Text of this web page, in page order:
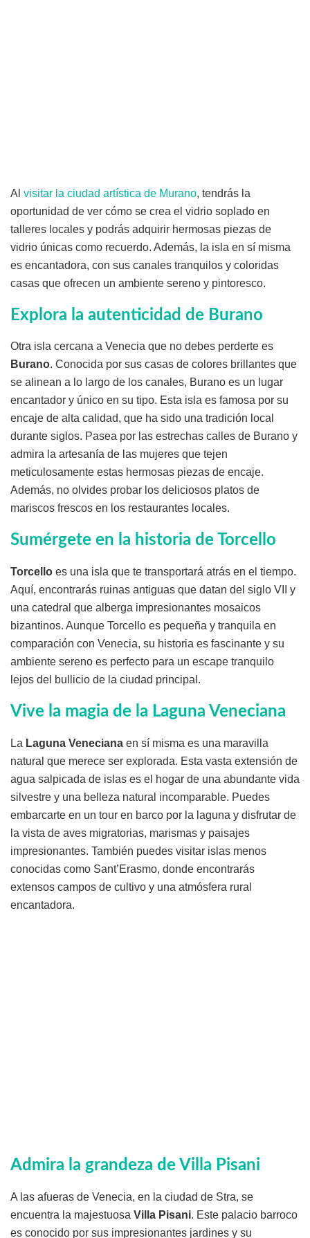
Al visitar la ciudad artística de Murano, tendrás la
oportunidad de ver cómo se crea el vidrio soplado en
talleres locales y podrás adquirir hermosas piezas de
vidrio únicas como recuerdo. Además, la isla en sí misma
es encantadora, con sus canales tranquilos y coloridas
casas que ofrecen un ambiente sereno y pintoresco.
Explora la autenticidad de Burano
Otra isla cercana a Venecia que no debes perderte es
Burano. Conocida por sus casas de colores brillantes que
se alinean a lo largo de los canales, Burano es un lugar
encantador y único en su tipo. Esta isla es famosa por su
encaje de alta calidad, que ha sido una tradición local
durante siglos. Pasea por las estrechas calles de Burano y
admira la artesanía de las mujeres que tejen
meticulosamente estas hermosas piezas de encaje.
Además, no olvides probar los deliciosos platos de
mariscos frescos en los restaurantes locales.
Sumérgete en la historia de Torcello
Torcello es una isla que te transportará atrás en el tiempo.
Aquí, encontrarás ruinas antiguas que datan del siglo VII y
una catedral que alberga impresionantes mosaicos
bizantinos. Aunque Torcello es pequeña y tranquila en
comparación con Venecia, su historia es fascinante y su
ambiente sereno es perfecto para un escape tranquilo
lejos del bullicio de la ciudad principal.
Vive la magia de la Laguna Veneciana
La Laguna Veneciana en sí misma es una maravilla
natural que merece ser explorada. Esta vasta extensión de
agua salpicada de islas es el hogar de una abundante vida
silvestre y una belleza natural incomparable. Puedes
embarcarte en un tour en barco por la laguna y disfrutar de
la vista de aves migratorias, marismas y paisajes
impresionantes. También puedes visitar islas menos
conocidas como Sant’Erasmo, donde encontrarás
extensos campos de cultivo y una atmósfera rural
encantadora.
Admira la grandeza de Villa Pisani
A las afueras de Venecia, en la ciudad de Stra, se
encuentra la majestuosa Villa Pisani. Este palacio barroco
es conocido por sus impresionantes jardines y su